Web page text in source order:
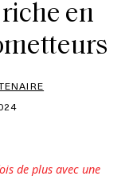
en